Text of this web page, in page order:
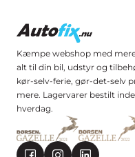
Kæmpe webshop med
alt til din bil, udstyr og
kør-selv-ferie, gør-det-selv
mere. Lagervarer bestilt
hverdag.